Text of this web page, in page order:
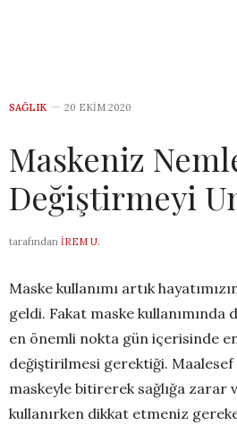
SAĞLIK 20 EKIM 2020
Maskeniz
Değiştirmeyi
tarafından İREM U.
Maske kullanımı artık
geldi. Fakat maske
en önemli nokta gün içerisinde
değiştirilmesi gerektiği.
maskeyle bitirerek sağlığa zarar
kullanırken dikkat etmeniz